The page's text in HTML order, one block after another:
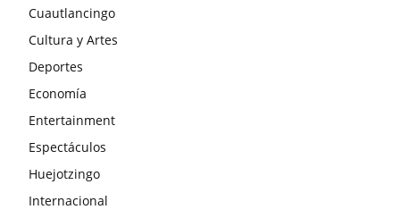
Cuautlancingo
Cultura y Artes
Deportes
Economía
Entertainment
Espectáculos
Huejotzingo
Internacional